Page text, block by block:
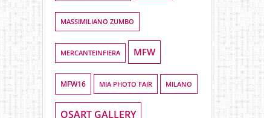
MASSIMILIANO ZUMBO
MERCANTEINFIERA MFW
MFW16 MIA PHOTO FAIR MILANO
OSART GALLERY